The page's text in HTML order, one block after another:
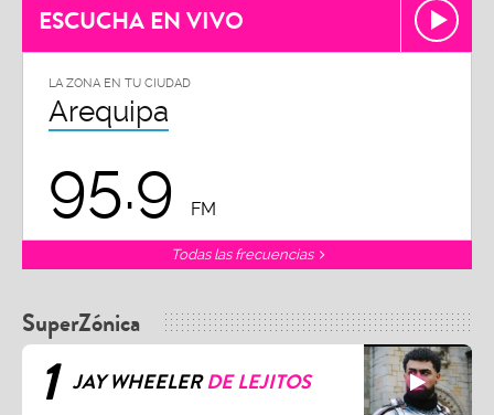
ESCUCHA EN VIVO
LA ZONA EN TU CIUDAD
Arequipa
95.9 FM
Todas las frecuencias
SuperZónica
1 JAY WHEELERDE LEJITOS